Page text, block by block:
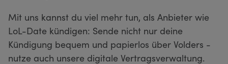
Mit uns kannst du viel mehr tun, als Anbieter wie
LoL-Date kündigen: Sende nicht nur deine
Kündigung bequem und papierlos über Volders -
nutze auch unsere digitale Vertragsverwaltung.